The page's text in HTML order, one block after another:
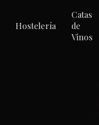
Hostelería
Catas
de
Vinos